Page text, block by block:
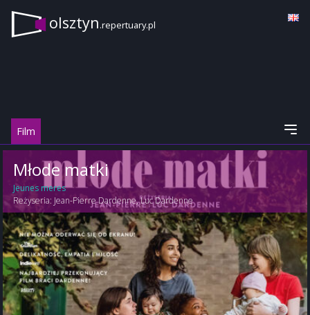
olsztyn.repertuary.pl
Film
Młode matki
Jeunes meres
Reżyseria: Jean-Pierre Dardenne,Luc Dardenne